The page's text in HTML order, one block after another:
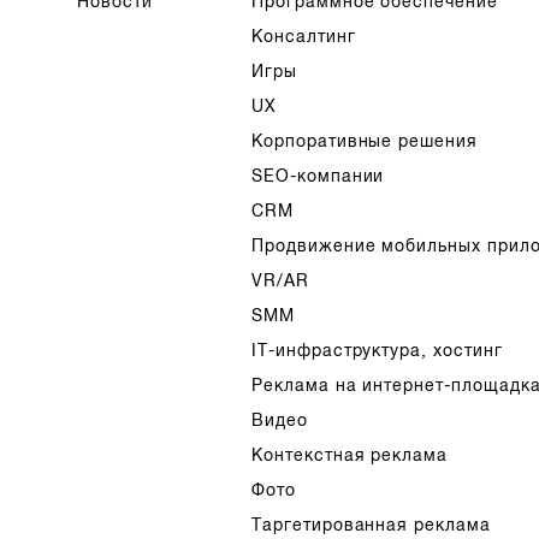
Консалтинг
Игры
UX
Корпоративные решения
SEO-компании
CRM
Продвижение мобильных
VR/AR
SMM
IT-инфраструктура, хостинг
Реклама на интернет-
Видео
Контекстная реклама
Фото
Таргетированная реклама